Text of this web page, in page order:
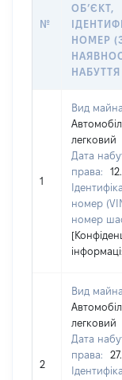
№
ОБʼЄКТ,
НОМЕР
1
Вид
легковий
Дата
права:
номер
номер
2
Вид
легковий
Дата
права: